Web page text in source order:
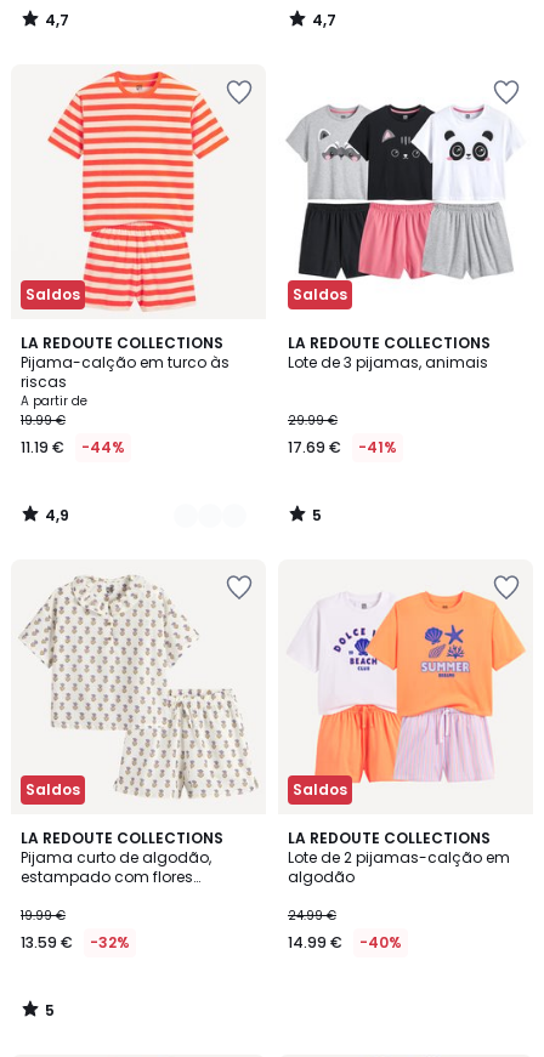
4,7
/
4,7
/
Saldos
LA REDOUTE COLLECTIONS
Pijama-calção em turco às
riscas
A partir de
19.99 €
11.19 € -44%
4,9
/ 5
2
Cores
4,9
/
Saldos
LA REDOUTE COLLECTIONS
Lote de 3 pijamas, animais
29.99 €
17.69 € -41%
5
/
5
/
Saldos
LA REDOUTE COLLECTIONS
Pijama curto de algodão,
estampado com flores
19.99 €
13.59 € -32%
5
/
5
5
/
Saldos
LA REDOUTE COLLECTIONS
Lote de 2 pijamas-calção em
algodão
24.99 €
14.99 € -40%